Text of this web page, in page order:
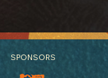
SPONSORS